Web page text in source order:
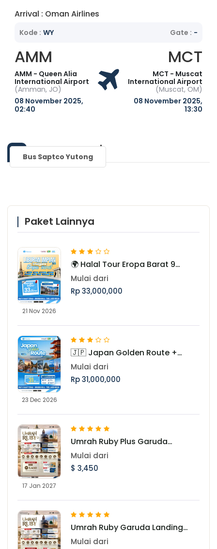
Arrival : Oman Airlines
Kode : WY Gate : -
AMM
AMM - Queen Alia
International Airport
(Amman, JO)
08 November 2025,
02:40
MCT
MCT - Muscat
International Airport
(Muscat, OM)
08 November 2025,
13:30
Transportasi
Bus Saptco Yutong
Paket Lainnya
21 Nov 2026
🌍 Halal Tour Eropa Barat 9
Negara, Periode November
Mulai dari
Rp 33,000,000
23 Dec 2026
🇯🇵 Japan Golden Route +
Shirakawago Periode Libur Akhir
Tahun
Mulai dari
Rp 31,000,000
17 Jan 2027
Umrah Ruby Plus Garuda
Landing Madinah 17 Januari
2027
Mulai dari
$ 3,450
Umrah Ruby Garuda Landing
Madinah 17 Januari 2027
Mulai dari